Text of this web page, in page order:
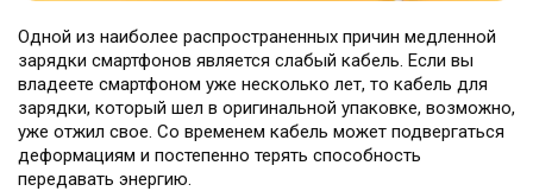
Одной из наиболее распространенных причин медленной
зарядки смартфонов является слабый кабель. Если вы
владеете смартфоном уже несколько лет, то кабель для
зарядки, который шел в оригинальной упаковке, возможно,
уже отжил свое. Со временем кабель может подвергаться
деформациям и постепенно терять способность
передавать энергию.